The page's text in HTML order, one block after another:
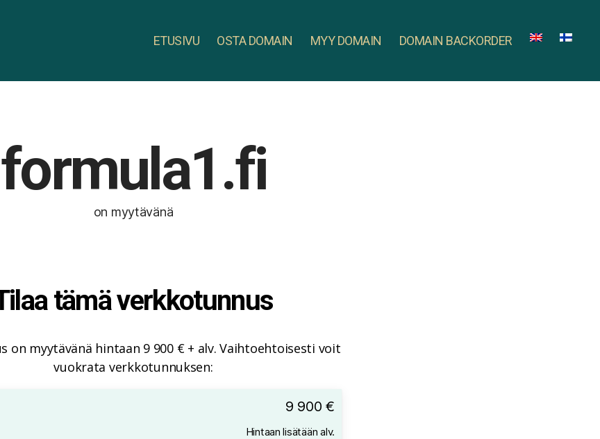
ETUSIVU OSTA DOMAIN MYY DOMAIN DOMAIN BACKORDER
formula1.fi
on myytävänä
tämä verkkotunnus
on myytävänä hintaan 9 900 € + alv. Vaihtoehtoisesti voit
vuokrata verkkotunnuksen:
9 900 €
Hintaan lisätään alv.